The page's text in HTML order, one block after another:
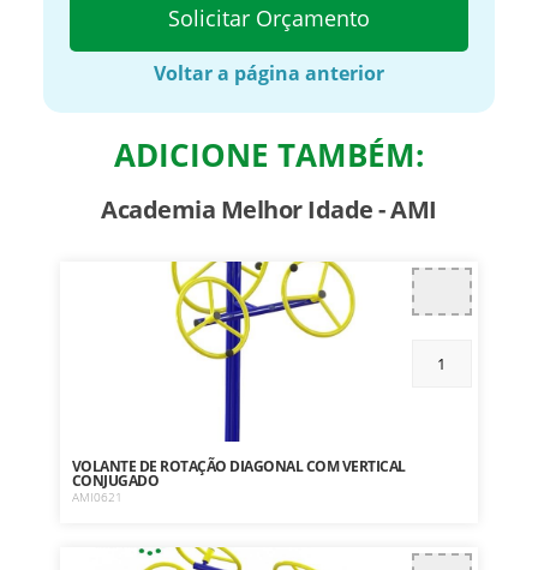
Solicitar Orçamento
Voltar a página anterior
ADICIONE TAMBÉM:
Academia Melhor Idade - AMI
VOLANTE DE ROTAÇÃO DIAGONAL COM VERTICAL
CONJUGADO
AMI0621